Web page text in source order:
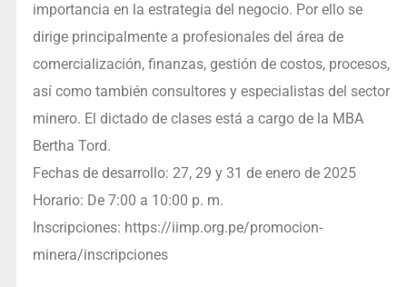
importancia en la estrategia del negocio. Por ello se
dirige principalmente a profesionales del área de
comercialización, finanzas, gestión de costos, procesos,
así como también consultores y especialistas del sector
minero. El dictado de clases está a cargo de la MBA
Bertha Tord.
Fechas de desarrollo: 27, 29 y 31 de enero de 2025
Horario: De 7:00 a 10:00 p. m.
Inscripciones: https://iimp.org.pe/promocion-
minera/inscripciones